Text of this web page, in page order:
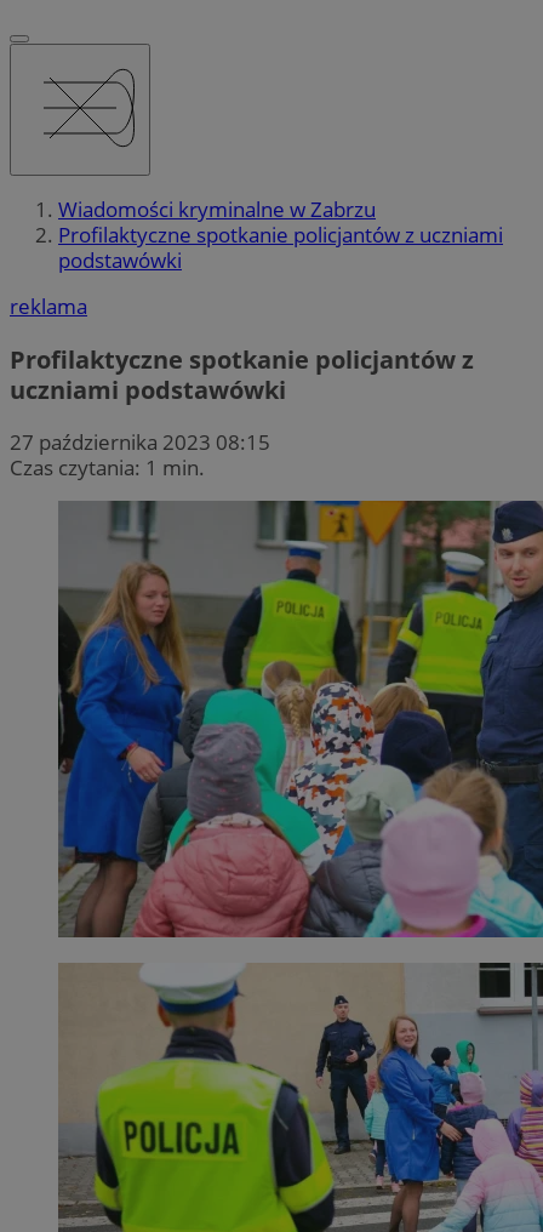
Wiadomości kryminalne w Zabrzu
Profilaktyczne spotkanie policjantów z uczniami
podstawówki
reklama
Profilaktyczne spotkanie policjantów z
uczniami podstawówki
27 października 2023 08:15
Czas czytania: 1 min.